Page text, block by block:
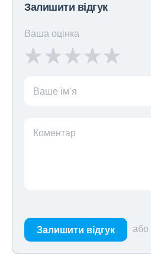
Залишити відгук
Ваша оцінка
Ваше ім’я
Коментар
Залишити відгук або